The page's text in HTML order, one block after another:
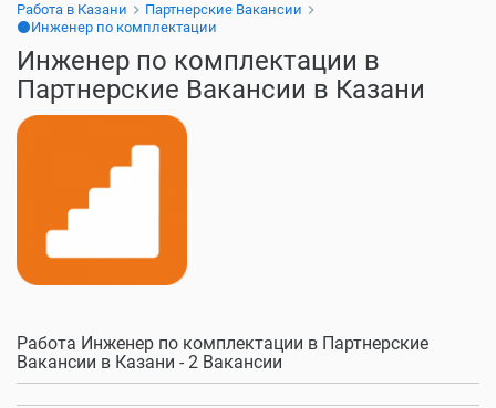
Работа в Казани
Партнерские Вакансии
⚫Инженер по комплектации
Инженер по комплектации в
Партнерские Вакансии в Казани
Работа Инженер по комплектации в Партнерские
Вакансии в Казани - 2 Вакансии